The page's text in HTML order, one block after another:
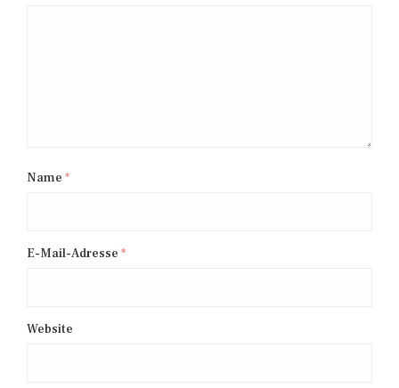
Name *
E-Mail-Adresse *
Website